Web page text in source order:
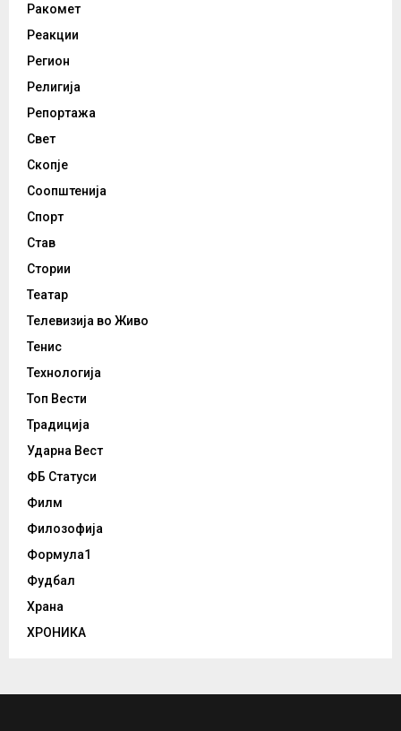
Ракомет
Реакции
Регион
Религија
Репортажа
Свет
Скопје
Соопштенија
Спорт
Став
Стории
Театар
Телевизија во Живо
Тенис
Технологија
Топ Вести
Традиција
Ударна Вест
ФБ Статуси
Филм
Филозофија
Формула1
Фудбал
Храна
ХРОНИКА